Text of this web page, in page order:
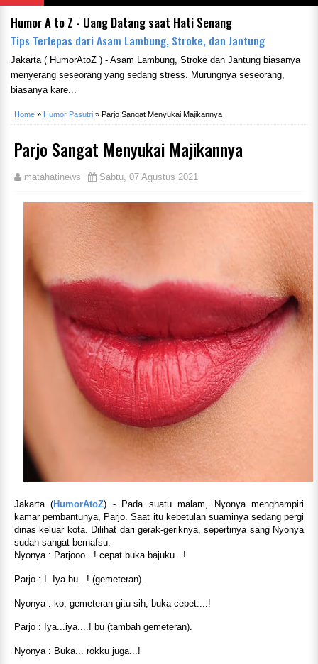
Humor A to Z - Uang Datang saat Hati Senang
Tips Terlepas dari Asam Lambung, Stroke, dan Jantung
Jakarta ( HumorAtoZ ) - Asam Lambung, Stroke dan Jantung biasanya
menyerang seseorang yang sedang stress. Murungnya seseorang,
biasanya kare...
Home » Humor Pasutri » Parjo Sangat Menyukai Majikannya
Parjo Sangat Menyukai Majikannya
matahatinews Sabtu, 07 Agustus 2021
Jakarta (HumorAtoZ) -
Pada suatu malam, Nyonya menghampiri
kamar pembantunya, Parjo. Saat itu kebetulan suaminya sedang pergi
dinas keluar kota. Dilihat dari gerak-geriknya, sepertinya sang Nyonya
sudah sangat bernafsu.
Nyonya : Parjooo...! cepat buka bajuku...!
Parjo : I..Iya bu...! (gemeteran).
Nyonya : ko, gemeteran gitu sih, buka cepet....!
Parjo : Iya...iya....! bu (tambah gemeteran).
Nyonya : Buka... rokku juga...!